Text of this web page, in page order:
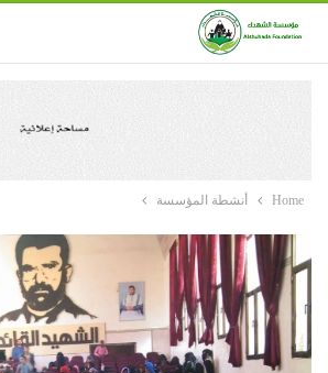
Home أنشطة المؤسسة